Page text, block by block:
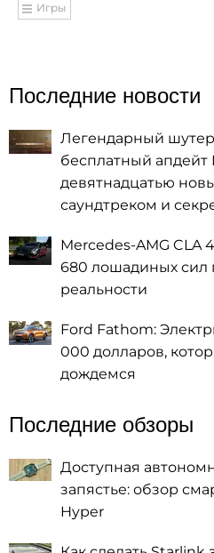
Игры
Последние новости
Легендарный
бесплатный апдейт
девятнадцатью
саундтреком и
Mercedes-AMG CLA
680 лошадиных сил
реальности
Ford Fathom:
000 долларов,
дождемся
Последние обзоры
Доступная
запястье: обзор
Hyper